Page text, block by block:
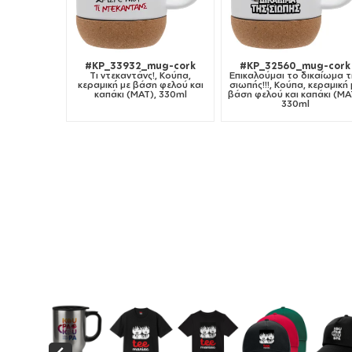
#KP_33932_mug-cork
Tι ντεκαντάνς!, Κούπα,
κεραμική με βάση φελού και
καπάκι (ΜΑΤ), 330ml
#KP_32560_mug-cork
Επικαλούμαι το δικαίωμα
σιωπής!!!, Κούπα, κεραμική
βάση φελού και καπάκι
330ml